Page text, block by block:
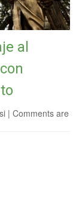
al
| Comments are